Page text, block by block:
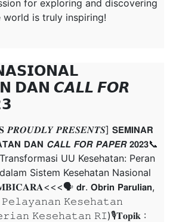
for exploring and discovering
is truly inspiring!
𝗗𝗔𝗡 𝘾𝘼𝙇𝙇 𝙁𝙊𝙍
𝑷𝑹𝑶𝑼𝑫𝑳𝒀 𝑷𝑹𝑬𝑺𝑬𝑵𝑻𝑺] 𝗦𝗘𝗠𝗜𝗡𝗔𝗥
𝗗𝗔𝗡 𝘾𝘼𝙇𝙇 𝙁𝙊𝙍 𝙋𝘼𝙋𝙀𝙍 𝟮𝟬𝟮𝟯📞
UU Kesehatan: Peran
Sistem Kesehatan Nasional
𝗱𝗿. 𝗢𝗯𝗿𝗶𝗻 𝗣𝗮𝗿𝘂𝗹𝗶𝗮𝗻,
𝙿𝚎𝚕𝚊𝚢𝚊𝚗𝚊𝚗 𝙺𝚎𝚜𝚎𝚑𝚊𝚝𝚊𝚗
𝙺𝚎𝚜𝚎𝚑𝚊𝚝𝚊𝚗 𝚁𝙸)🎙𝐓𝐨𝐩𝐢𝐤 :